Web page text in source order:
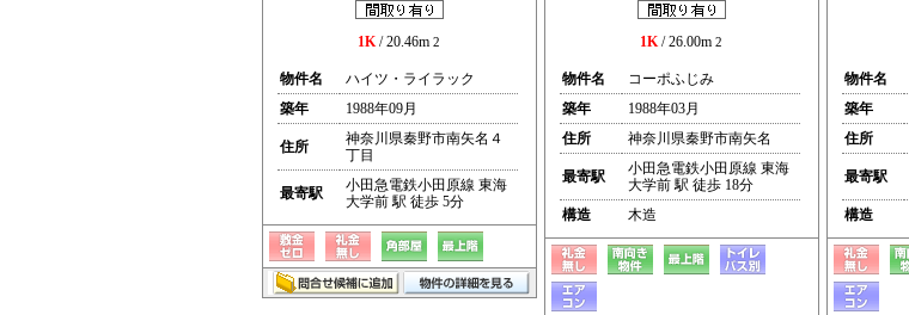
1K/ 20.46m 2
物件名
ハイツ・ライラック
築年
1988年09月
住所
神奈川県秦野市南矢名４
丁目
最寄駅
小田急電鉄小田原線 東海
大学前 駅 徒歩 5分
1K/ 26.00m 2
物件名
コーポふじみ
築年
1988年03月
住所
神奈川県秦野市南矢名
最寄駅
小田急電鉄小田原線 東海
大学前 駅 徒歩 18分
構造
木造
物件名
築年
住所
最寄駅
構造